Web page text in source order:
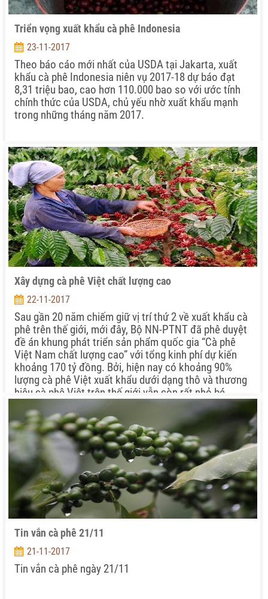
Triển vọng xuất khẩu cà phê Indonesia
23-11-2017
Theo báo cáo mới nhất của USDA tại Jakarta, xuất
khẩu cà phê Indonesia niên vụ 2017-18 dự báo đạt
8,31 triệu bao, cao hơn 110.000 bao so với ước tính
chính thức của USDA, chủ yếu nhờ xuất khẩu mạnh
trong những tháng năm 2017.
Xây dựng cà phê Việt chất lượng cao
22-11-2017
Sau gần 20 năm chiếm giữ vị trí thứ 2 về xuất khẩu cà
phê trên thế giới, mới đây, Bộ NN-PTNT đã phê duyệt
đề án khung phát triển sản phẩm quốc gia “Cà phê
Việt Nam chất lượng cao” với tổng kinh phí dự kiến
khoảng 170 tỷ đồng. Bởi, hiện nay có khoảng 90%
lượng cà phê Việt xuất khẩu dưới dạng thô và thương
hiệu cà phê Việt trên thế giới vẫn còn rất nhỏ bé.
Tin vắn cà phê 21/11
21-11-2017
Tin vắn cà phê ngày 21/11